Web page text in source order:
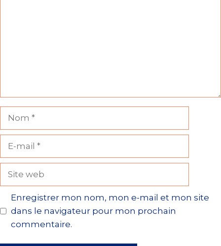
Site
Enregistrer mon nom, mon e-mail et mon site
dans le navigateur pour mon prochain
commentaire.